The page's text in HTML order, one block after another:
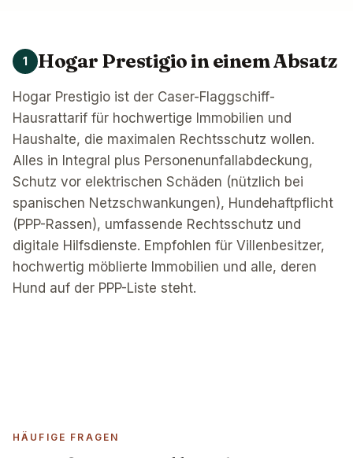
1 Hogar Prestigio in einem Absatz
Hogar Prestigio ist der Caser-Flaggschiff-
Hausrattarif für hochwertige Immobilien und
Haushalte, die maximalen Rechtsschutz wollen.
Alles in Integral plus Personenunfallabdeckung,
Schutz vor elektrischen Schäden (nützlich bei
spanischen Netzschwankungen), Hundehaftpflicht
(PPP-Rassen), umfassende Rechtsschutz und
digitale Hilfsdienste. Empfohlen für Villenbesitzer,
hochwertig möblierte Immobilien und alle, deren
Hund auf der PPP-Liste steht.
HÄUFIGE FRAGEN